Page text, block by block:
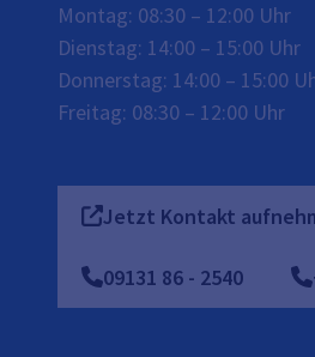
Montag: 08:30 – 12:00 Uhr
Dienstag: 14:00 – 15:00 Uhr
Donnerstag: 14:00 – 15:00
Freitag: 08:30 – 12:00 Uhr
Jetzt Kontakt
09131 86 - 2540